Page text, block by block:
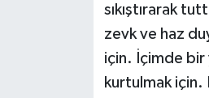
sıkıştırarak
zevk ve haz
için. İçimde bir
kurtulmak